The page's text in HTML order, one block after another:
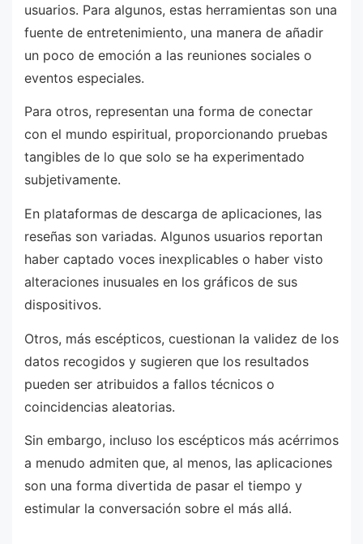
usuarios. Para algunos, estas herramientas son una
fuente de entretenimiento, una manera de añadir
un poco de emoción a las reuniones sociales o
eventos especiales.
Para otros, representan una forma de conectar
con el mundo espiritual, proporcionando pruebas
tangibles de lo que solo se ha experimentado
subjetivamente.
En plataformas de descarga de aplicaciones, las
reseñas son variadas. Algunos usuarios reportan
haber captado voces inexplicables o haber visto
alteraciones inusuales en los gráficos de sus
dispositivos.
Otros, más escépticos, cuestionan la validez de los
datos recogidos y sugieren que los resultados
pueden ser atribuidos a fallos técnicos o
coincidencias aleatorias.
Sin embargo, incluso los escépticos más acérrimos
a menudo admiten que, al menos, las aplicaciones
son una forma divertida de pasar el tiempo y
estimular la conversación sobre el más allá.